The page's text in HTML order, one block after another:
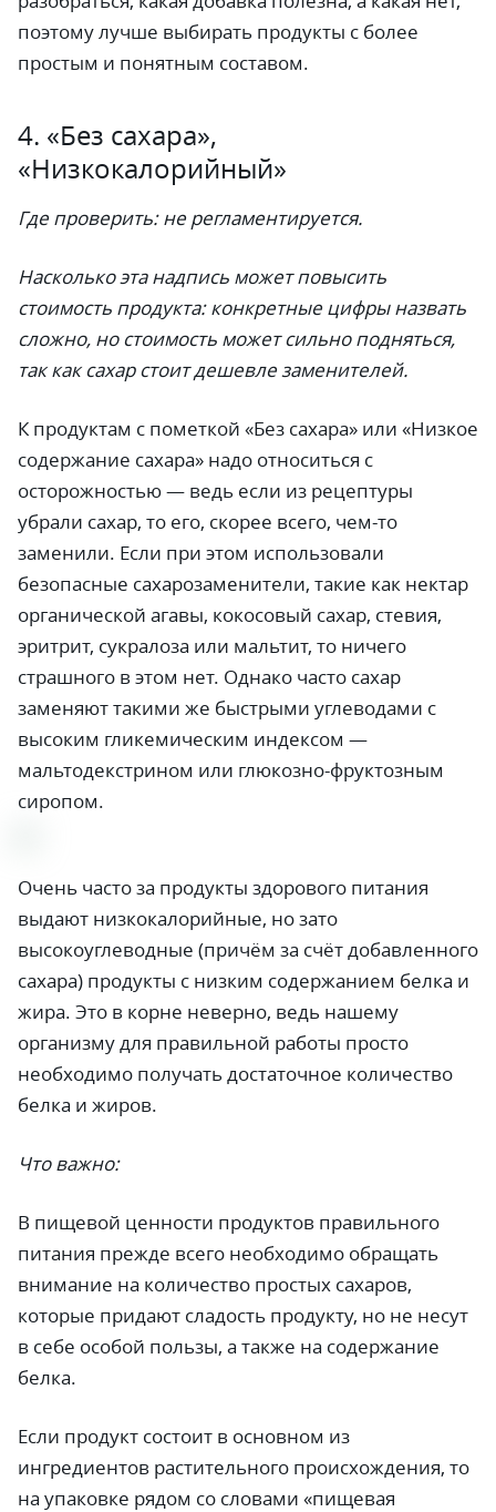
поэтому лучше выбирать продукты с более
простым и понятным составом.
4. «Без сахара»,
«Низкокалорийный»
Где проверить:не регламентируется.
Насколько эта надпись может повысить
стоимость продукта: конкретные цифры назвать
сложно, но стоимость может сильно подняться,
так как сахар стоит дешевле заменителей.
К продуктам с пометкой «Без сахара» или «Низкое
содержание сахара» надо относиться с
осторожностью — ведь если из рецептуры
убрали сахар, то его, скорее всего, чем-то
заменили. Если при этом использовали
безопасные сахарозаменители, такие как нектар
органической агавы, кокосовый сахар, стевия,
эритрит, сукралоза или мальтит, то ничего
страшного в этом нет. Однако часто сахар
заменяют такими же быстрыми углеводами с
высоким гликемическим индексом —
мальтодекстрином или глюкозно-фруктозным
сиропом.
Очень часто за продукты здорового питания
выдают низкокалорийные, но зато
высокоуглеводные (причём за счёт добавленного
сахара) продукты с низким содержанием белка и
жира. Это в корне неверно, ведь нашему
организму для правильной работы просто
необходимо получать достаточное количество
белка и жиров.
Что важно:
В пищевой ценности продуктов правильного
питания прежде всего необходимо обращать
внимание на количество простых сахаров,
которые придают сладость продукту, но не несут
в себе особой пользы, а также на содержание
белка.
Если продукт состоит в основном из
ингредиентов растительного происхождения, то
на упаковке рядом со словами «пищевая